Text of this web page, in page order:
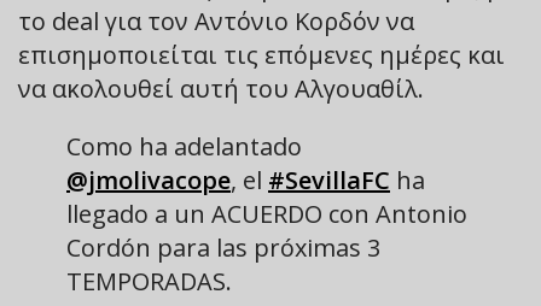
το deal για τον Αντόνιο Κορδόν να
επισημοποιείται τις επόμενες ημέρες και
να ακολουθεί αυτή του Αλγουαθίλ.
Como ha adelantado
@jmolivacope, el #SevillaFC ha
llegado a un ACUERDO con Antonio
Cordón para las próximas 3
TEMPORADAS.